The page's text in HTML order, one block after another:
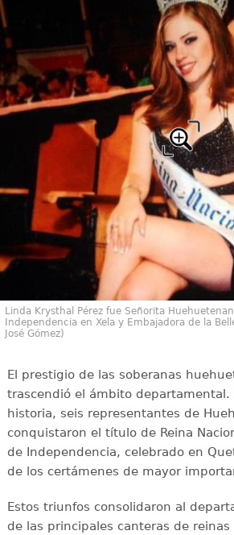
Linda Krysthal Pérez fue Señorita
Independencia en Xela y Embajadora de la
José Gómez)
El prestigio de las soberanas
trascendió el ámbito departamental.
historia, seis representantes de
conquistaron el título de Reina
de Independencia, celebrado en
de los certámenes de mayor
Estos triunfos consolidaron al
de las principales canteras de